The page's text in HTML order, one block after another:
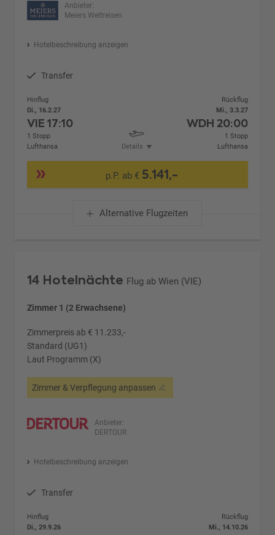
Anbieter:
Meiers Weltreisen
Hotelbeschreibung anzeigen
Transfer
Hinflug
Di., 16.2.27
VIE17:10
1 Stopp
Lufthansa
Details
Rückflug
Mi., 3.3.27
WDH 20:00
1 Stopp
Lufthansa
p.P. ab € 5.141,-
Alternative Flugzeiten
14 Hotelnächte Flug ab Wien (VIE)
Zimmer 1 (2 Erwachsene)
Zimmerpreis ab € 11.233,-
Standard (UG1)
Laut Programm (X)
Zimmer & Verpflegung anpassen
Anbieter:
DERTOUR
Hotelbeschreibung anzeigen
Transfer
Hinflug
Di., 29.9.26
Rückflug
Mi., 14.10.26